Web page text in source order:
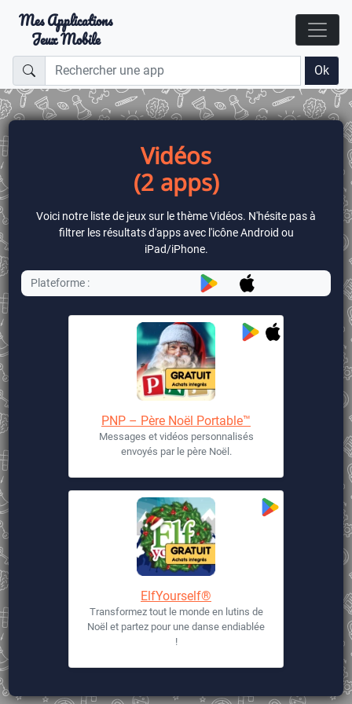
Mes Applications
Jeux Mobile
Ok
Vidéos
(2 apps)
Voici notre liste de jeux sur le thème Vidéos. N'hésite pas à
filtrer les résultats d'apps avec l'icône Android ou
iPad/iPhone.
Plateforme :
PNP – Père Noël Portable™
Messages et vidéos personnalisés
envoyés par le père Noël.
ElfYourself®
Transformez tout le monde en lutins de
Noël et partez pour une danse endiablée
!